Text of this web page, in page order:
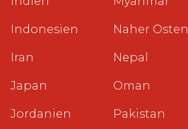
Indonesien
Iran
Japan
Jordanien
Naher Osten
Nepal
Oman
Pakistan